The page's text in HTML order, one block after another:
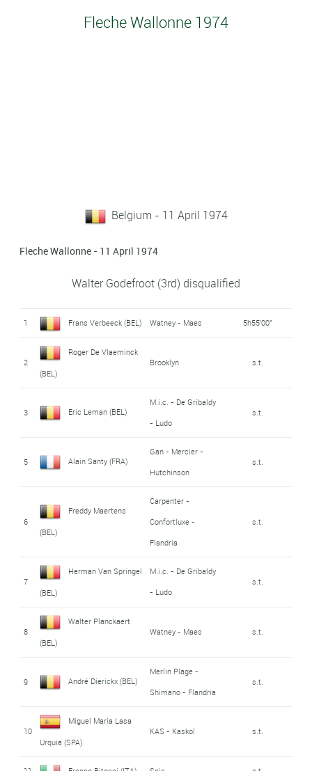
Fleche Wallonne 1974
Belgium - 11 April 1974
Fleche Wallonne - 11 April 1974
Walter Godefroot (3rd) disqualified
1 Frans Verbeeck (BEL) Watney - Maes 5h55'00"
2
Roger De Vlaeminck
(BEL)
Brooklyn s.t.
3 Eric Leman (BEL)
M.i.c. - De Gribaldy
- Ludo
s.t.
5 Alain Santy (FRA)
Gan - Mercier -
Hutchinson
s.t.
6
Freddy Maertens
(BEL)
Carpenter -
Confortluxe -
Flandria
s.t.
7
Herman Van Springel
(BEL)
M.i.c. - De Gribaldy
- Ludo
s.t.
8
Walter Planckaert
(BEL)
Watney - Maes s.t.
9 André Dierickx (BEL)
Merlin Plage -
Shimano - Flandria
s.t.
10
Miguel Maria Lasa
Urquia (SPA)
KAS - Kaskol s.t.